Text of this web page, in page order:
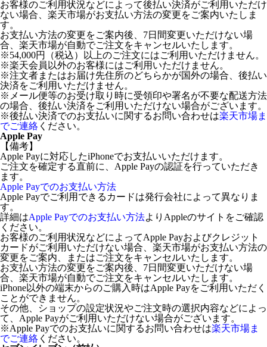
お客様のご利用状況などによって後払い決済がご利用いただけ
ない場合、楽天市場がお支払い方法の変更をご案内いたしま
す。
お支払い方法の変更をご案内後、7日間変更いただけない場
合、楽天市場が自動でご注文をキャンセルいたします。
※54,000円（税込）以上のご注文にはご利用いただけません。
※楽天会員以外のお客様にはご利用いただけません。
※注文者またはお届け先住所のどちらかが国外の場合、後払い
決済をご利用いただけません。
※メール便等のお受け取り時に受領印や署名が不要な配送方法
の場合、後払い決済をご利用いただけない場合がございます。
※後払い決済でのお支払いに関するお問い合わせは楽天市場ま
でご連絡 ください。
Apple Pay
【備考】
Apple Payに対応したiPhoneでお支払いいただけます。
ご注文を確定する直前に、Apple Payの認証を行っていただき
ます。
Apple Payでのお支払い方法
Apple Payでご利用できるカードは発行会社によって異なりま
す。
詳細はApple Payでのお支払い方法よりAppleのサイトをご確認
ください。
お客様のご利用状況などによってApple Payおよびクレジット
カードがご利用いただけない場合、楽天市場がお支払い方法の
変更をご案内、またはご注文をキャンセルいたします。
お支払い方法の変更をご案内後、7日間変更いただけない場
合、楽天市場が自動でご注文をキャンセルいたします。
iPhone以外の端末からのご購入時はApple Payをご利用いただく
ことができません。
その他、ショップの設定状況やご注文時の選択内容などによっ
て、Apple Payがご利用いただけない場合がございます。
※Apple Payでのお支払いに関するお問い合わせは楽天市場ま
でご連絡 ください。